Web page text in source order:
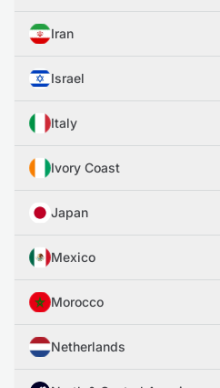
Iran
Israel
Italy
Ivory Coast
Japan
Mexico
Morocco
Netherlands